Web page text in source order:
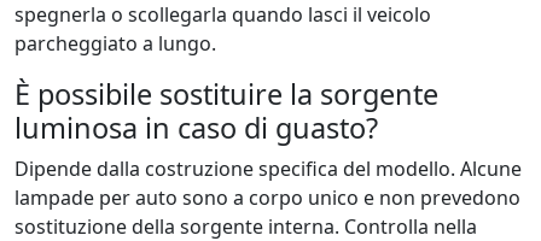
spegnerla o scollegarla quando lasci il veicolo
parcheggiato a lungo.
È possibile sostituire la sorgente
luminosa in caso di guasto?
Dipende dalla costruzione specifica del modello. Alcune
lampade per auto sono a corpo unico e non prevedono
sostituzione della sorgente interna. Controlla nella